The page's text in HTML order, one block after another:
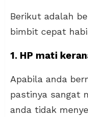
Berikut adalah
bimbit cepat
1. HP mati
Apabila anda
pastinya sangat
anda tidak